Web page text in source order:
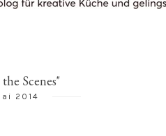
Scenes"
2014